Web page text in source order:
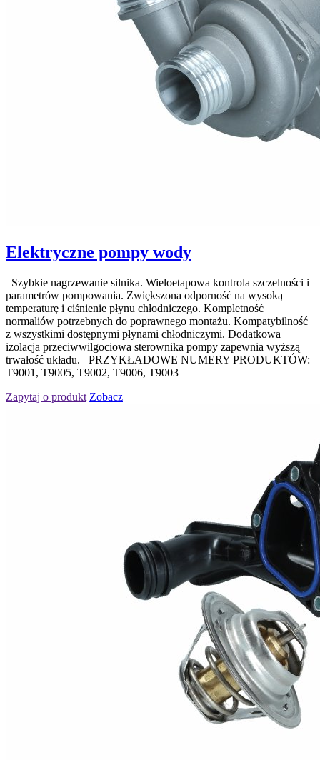
Elektryczne pompy wody
Szybkie nagrzewanie silnika. Wieloetapowa kontrola szczelności i
parametrów pompowania. Zwiększona odporność na wysoką
temperaturę i ciśnienie płynu chłodniczego. Kompletność
normaliów potrzebnych do poprawnego montażu. Kompatybilność
z wszystkimi dostępnymi płynami chłodniczymi. Dodatkowa
izolacja przeciwwilgociowa sterownika pompy zapewnia wyższą
trwałość układu. PRZYKŁADOWE NUMERY PRODUKTÓW:
T9001, T9005, T9002, T9006, T9003
Zapytaj o produkt Zobacz